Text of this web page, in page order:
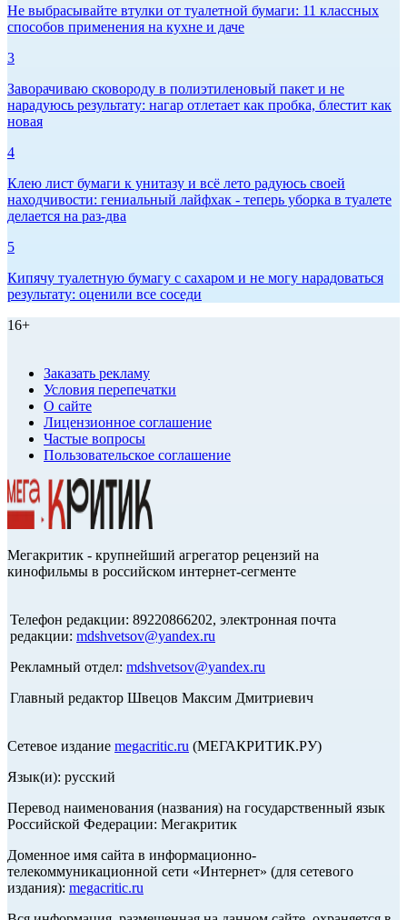
Не выбрасывайте втулки от туалетной бумаги: 11 классных
способов применения на кухне и даче
3
Заворачиваю сковороду в полиэтиленовый пакет и не
нарадуюсь результату: нагар отлетает как пробка, блестит как
новая
4
Клею лист бумаги к унитазу и всё лето радуюсь своей
находчивости: гениальный лайфхак - теперь уборка в туалете
делается на раз-два
5
Кипячу туалетную бумагу с сахаром и не могу нарадоваться
результату: оценили все соседи
16+
Заказать рекламу
Условия перепечатки
О сайте
Лицензионное соглашение
Частые вопросы
Пользовательское соглашение
Мегакритик - крупнейший агрегатор рецензий на
кинофильмы в российском интернет-сегменте
Телефон редакции: 89220866202, электронная почта
редакции: mdshvetsov@yandex.ru
Рекламный отдел: mdshvetsov@yandex.ru
Главный редактор Швецов Максим Дмитриевич
Сетевое издание megacritic.ru (МЕГАКРИТИК.РУ)
Язык(и): русский
Перевод наименования (названия) на государственный язык
Российской Федерации: Мегакритик
Доменное имя сайта в информационно-
телекоммуникационной сети «Интернет» (для сетевого
издания): megacritic.ru